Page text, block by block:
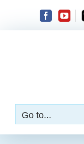
t
Go to...